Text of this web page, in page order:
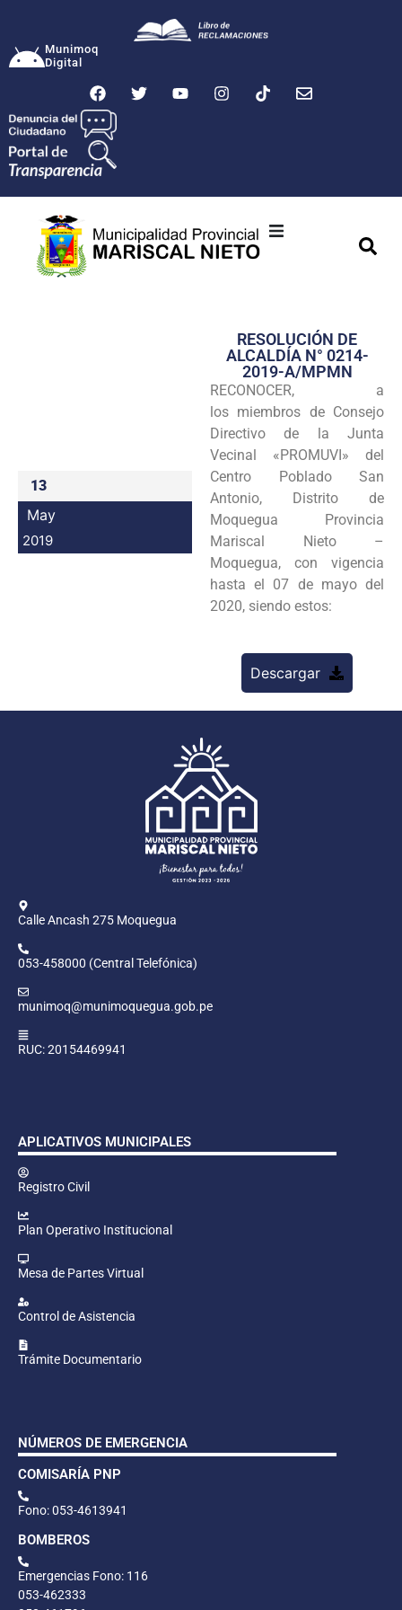
Munimoq
Digital
Transparencia
Seguridad
Programas
Intranet
13
May
2019
RESOLUCIÓN DE
ALCALDÍA N° 0214-
2019-A/MPMN
RECONOCER, a
los miembros de Consejo
Directivo de la Junta
Vecinal «PROMUVI» del
Centro Poblado San
Antonio, Distrito de
Moquegua Provincia
Mariscal Nieto –
Moquegua, con vigencia
hasta el 07 de mayo del
2020, siendo estos:
Descargar
Calle Ancash 275 Moquegua
053-458000 (Central Telefónica)
munimoq@munimoquegua.gob.pe
RUC: 20154469941
APLICATIVOS MUNICIPALES
Registro Civil
Plan Operativo Institucional
Mesa de Partes Virtual
Control de Asistencia
Trámite Documentario
NÚMEROS DE EMERGENCIA
COMISARÍA PNP
Fono: 053-4613941
BOMBEROS
Emergencias Fono: 116
053-462333